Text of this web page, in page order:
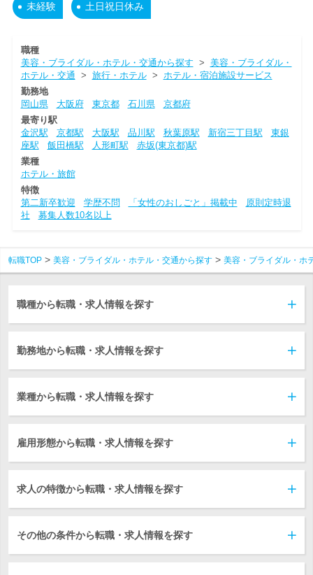
未経験 土日祝日休み
職種
美容・ブライダル・ホテル・交通から探す > 美容・ブライダル・
ホテル・交通 > 旅行・ホテル> ホテル・宿泊施設サービス
勤務地
岡山県
大阪府 東京都 石川県
京都府
最寄り駅
金沢駅
京都駅 大阪駅 品川駅 秋葉原駅 新宿三丁目駅
東銀
座駅
飯田橋駅 人形町駅
赤坂(東京都)駅
業種
ホテル・旅館
特徴
第二新卒歓迎
学歴不問 「女性のおしごと」掲載中
原則定時退
社
募集人数10名以上
転職TOP 美容・ブライダル・ホテル・交通から探す 美容・ブライダル・ホ
職種から転職・求人情報を探す
勤務地から転職・求人情報を探す
業種から転職・求人情報を探す
雇用形態から転職・求人情報を探す
求人の特徴から転職・求人情報を探す
その他の条件から転職・求人情報を探す